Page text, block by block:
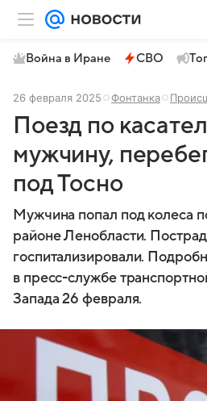
Война в Иране СВО
26 февраля 2025 Фонтанка
Поезд по
мужчину,
под Тосно
Мужчина попал под колеса
районе Ленобласти.
госпитализировали.
в пресс-службе
Запада 26 февраля.